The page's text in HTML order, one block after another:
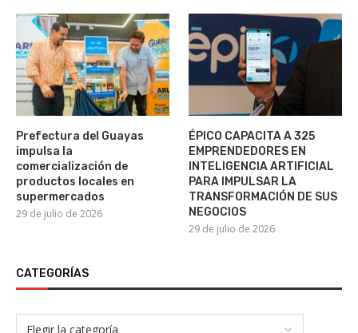
Prefectura del Guayas
impulsa la
comercialización de
productos locales en
supermercados
29 de julio de 2026
ÉPICO CAPACITA A 325
EMPRENDEDORES EN
INTELIGENCIA ARTIFICIAL
PARA IMPULSAR LA
TRANSFORMACIÓN DE SUS
NEGOCIOS
29 de julio de 2026
CATEGORÍAS